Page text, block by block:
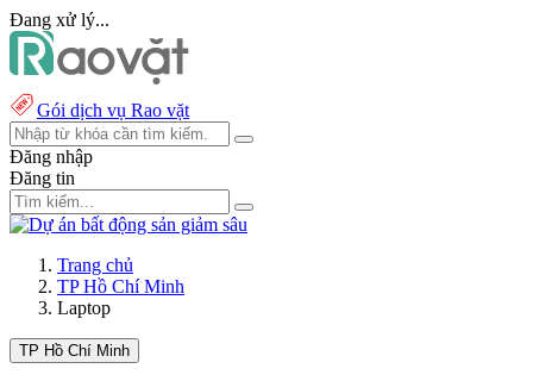
Đang xử lý...
Gói dịch vụ Rao vặt
Đăng nhập
Đăng tin
Trang chủ
TP Hồ Chí Minh
Laptop
TP Hồ Chí Minh